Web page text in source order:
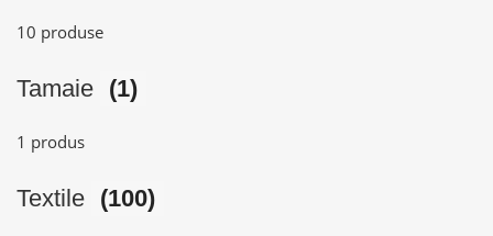
10 produse
Tamaie (1)
1 produs
Textile (100)